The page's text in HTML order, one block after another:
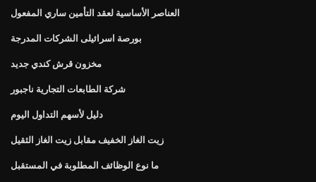
العناصر الأساسية لعقد التأمين ساري المفعول
بورصة اسرائيلى الشركات المدرجة
مخزون قرش كندي جديد
شركة الطابعات التجارية ناجبور
دليل لأسهم التداول اليوم
زيت الغاز الخفيف مقابل زيت الغاز الثقيل
ما نوع الوظائف المطلوبة في المستقبل